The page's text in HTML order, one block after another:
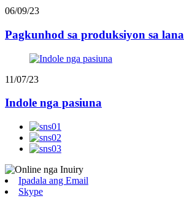
06/09/23
Pagkunhod sa produksiyon sa lana
11/07/23
Indole nga pasiuna
Ipadala ang Email
Skype